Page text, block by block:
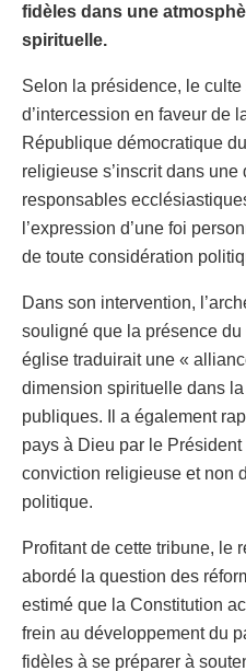
fidèles dans une
spirituelle.
Selon la présidence, le
d’intercession en faveur de
République démocratique
religieuse s’inscrit dans
responsables
l’expression d’une foi
de toute considération
Dans son intervention,
souligné que la présence du
église traduirait une «
dimension spirituelle dans
publiques. Il a également
pays à Dieu par le
conviction religieuse et non
politique.
Profitant de cette tribune, le
abordé la question des
estimé que la Constitution
frein au développement du
fidèles à se préparer à